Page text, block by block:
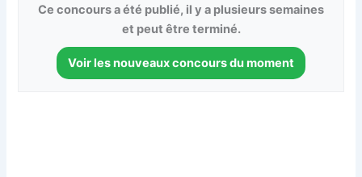
Ce concours a été publié, il y a plusieurs semaines
et peut être terminé.
Voir les nouveaux concours du moment